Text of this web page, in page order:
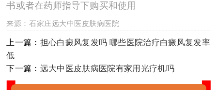
书或者在药师指导下购买和使用
来源：石家庄远大中医皮肤病医院
上一篇： 担心白癜风复发吗 哪些医院治疗白癜风复发率
低
下一篇： 远大中医皮肤病医院有家用光疗机吗